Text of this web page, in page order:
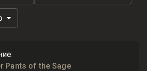
:
Pants of the Sage